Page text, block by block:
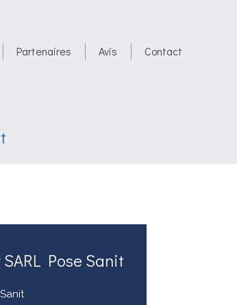
Partenaires Avis Contact
Pose Sanit